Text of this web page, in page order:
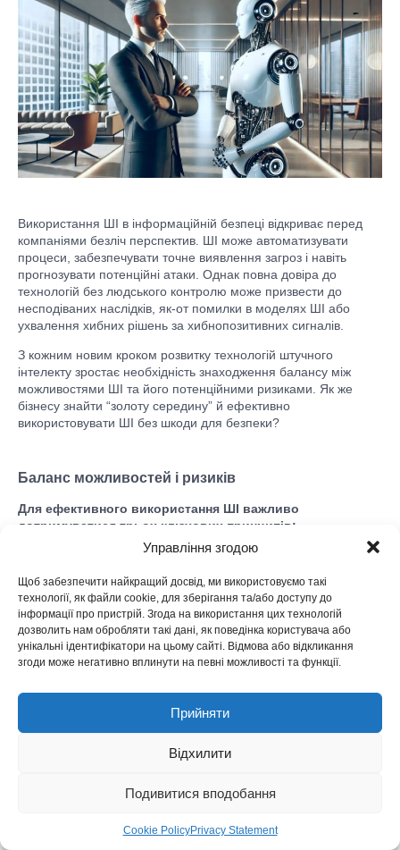
Управління згодою
Щоб забезпечити найкращий досвід, ми використовуємо такі
технології, як файли cookie, для зберігання та/або доступу до
інформації про пристрій. Згода на використання цих технологій
дозволить нам обробляти такі дані, як поведінка користувача або
унікальні ідентифікатори на цьому сайті. Відмова або відкликання
згоди може негативно вплинути на певні можливості та функції.
Прийняти
Відхилити
Подивитися вподобання
Cookie PolicyPrivacy Statement
Використання ШІ в інформаційній безпеці відкриває перед
компаніями безліч перспектив. ШІ може автоматизувати
процеси, забезпечувати точне виявлення загроз і навіть
прогнозувати потенційні атаки. Однак повна довіра до
технологій без людського контролю може призвести до
несподіваних наслідків, як-от помилки в моделях ШІ або
ухвалення хибних рішень за хибнопозитивних сигналів.
З кожним новим кроком розвитку технологій штучного
інтелекту зростає необхідність знаходження балансу між
можливостями ШІ та його потенційними ризиками. Як же
бізнесу знайти “золоту середину” й ефективно
використовувати ШІ без шкоди для безпеки?
Баланс можливостей і ризиків
Для ефективного використання ШІ важливо
дотримуватися трьох ключових принципів:
Інтеграція ШІ з елементами людського контролю
регулярного аудиту та оцінювання, які можуть
проводитися як внутрішніми фахівцями, так і зовнішніми
експертами, залежно від можливостей і потреб
організації.
Інвестиції в навчання співробітників.Люди
Навчання роботі з системами ШІ та сценаріями
реагування на інциденти — важливий крок до зниження
Розроблення стратегії впровадження ШІ
інтегрувати ШІ в систему безпеки, важливо провести
технічні та юридичні аспекти захисту даних.